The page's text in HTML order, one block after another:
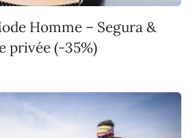
Homme – Segura &
privée (-35%)